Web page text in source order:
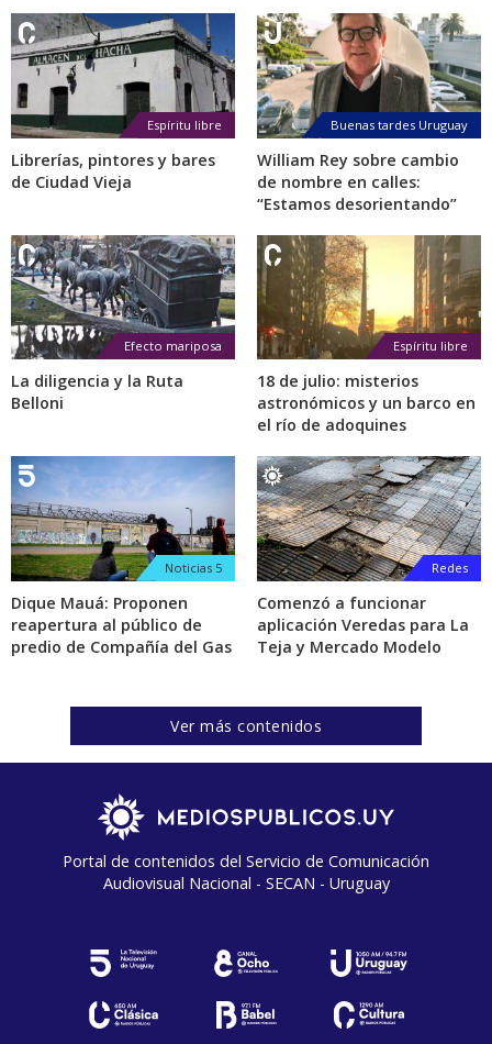
Espíritu libre
Librerías, pintores y bares
de Ciudad Vieja
Buenas tardes Uruguay
William Rey sobre cambio
de nombre en calles:
“Estamos desorientando”
Efecto mariposa
La diligencia y la Ruta
Belloni
Espíritu libre
18 de julio: misterios
astronómicos y un barco en
el río de adoquines
Noticias 5
Dique Mauá: Proponen
reapertura al público de
predio de Compañía del Gas
Redes
Comenzó a funcionar
aplicación Veredas para La
Teja y Mercado Modelo
Ver más contenidos
Portal de contenidos del Servicio de Comunicación
Audiovisual Nacional - SECAN - Uruguay